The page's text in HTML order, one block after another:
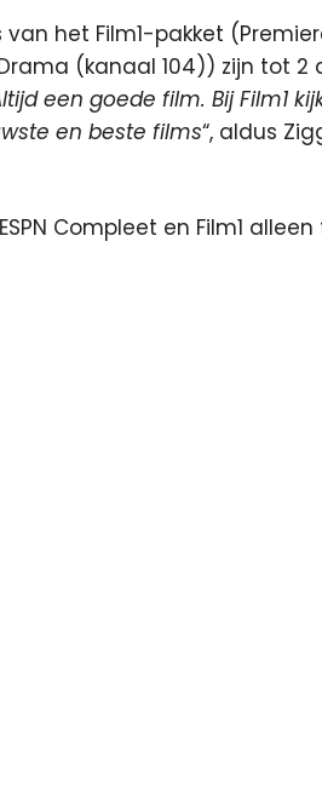
het Film1-pakket
(kanaal 104)) zijn tot
een goede film. Bij Film1
en beste films“, aldus
Compleet en Film1